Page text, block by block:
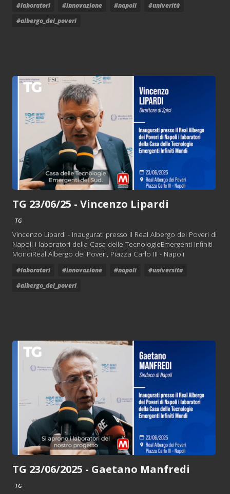
#laboratori #innovazione #napoli
#univerità
#albergo_dei_poveri
TG 23/06/25 - Vincenzo Lipardi
TG
Vincenzo Lipardi - Inaugurati presso il Real Albergo dei Poveri di
Napoli i laboratori della Casa delle TecnologieEmergenti Infiniti
MondiReal Albergo dei Poveri, Piazza Carlo III - Napoli
#laboratori #innovazione #napoli
#universita
#albergo_dei_poveri
TG 23/06/2025 - Gaetano Manfredi
TG